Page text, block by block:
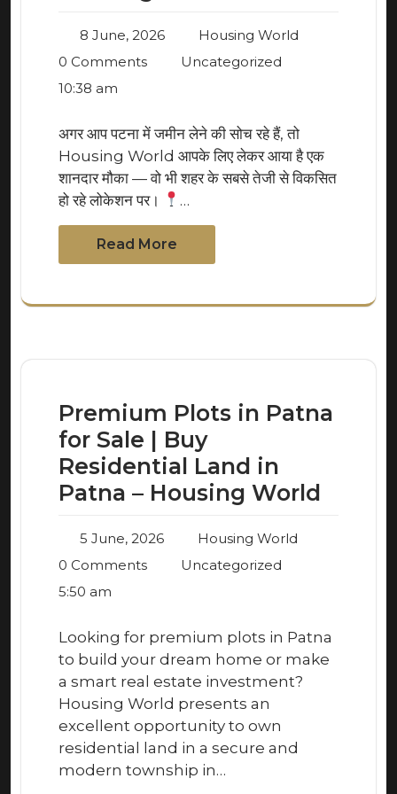
8 June, 2026
Housing World
0 Comments
Uncategorized
10:38 am
अगर आप पटना में जमीन लेने की सोच रहे हैं, तो
Housing World आपके लिए लेकर आया है एक
शानदार मौका — वो भी शहर के सबसे तेजी से विकसित
हो रहे लोकेशन पर।
…
Read More
Premium Plots in Patna
for Sale | Buy
Residential Land in
Patna – Housing World
5 June, 2026
Housing World
0 Comments
Uncategorized
5:50 am
Looking for premium plots in Patna
to build your dream home or make
a smart real estate investment?
Housing World presents an
excellent opportunity to own
residential land in a secure and
modern township in…